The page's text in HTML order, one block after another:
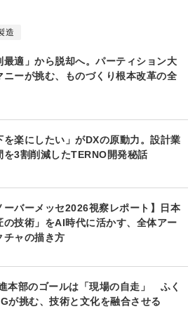
ー
ク
造
最適」から脱却へ。パーティション大
ニーが挑む、ものづくり根本改革の全
を楽にしたい」がDXの原動力。設計業
を3割削減したTERNO開発秘話
ーバーメッセ2026視察レポート】日本
の技術」をAI時代に活かす、全体アー
チャの描き方
本部のゴールは「現場の自走」 ふく
が挑む、技術と文化を融合させる